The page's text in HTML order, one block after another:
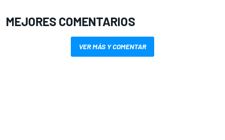
MEJORES COMENTARIOS
VER MÁS Y COMENTAR